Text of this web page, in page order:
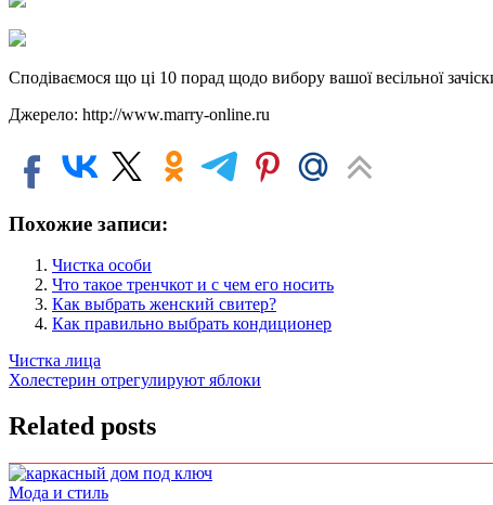
Сподіваємося що ці 10 порад щодо вибору вашої весільної
Джерело: http://www.marry-online.ru
Похожие записи:
Чистка особи
Что такое тренчкот и с чем его носить
Как выбрать женский свитер?
Как правильно выбрать кондиционер
Навигация
по
записям
Чистка лица
Холестерин отрегулируют яблоки
Related posts
Мода и стиль